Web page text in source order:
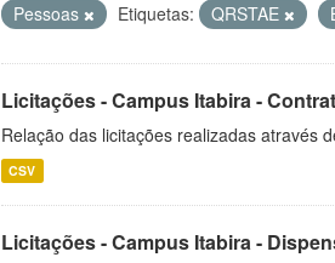
Pessoas
Etiquetas: QRSTAE
Licitações - Campus Itabira -
Relação das licitações realizadas através
CSV
Licitações - Campus Itabira -